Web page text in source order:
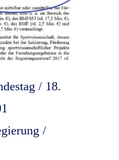
/ 18.
/